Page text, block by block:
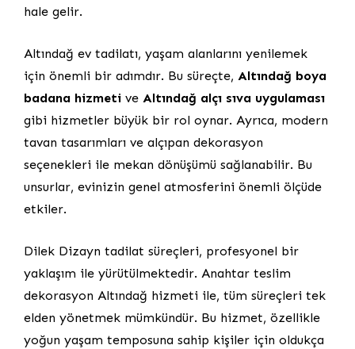
hale gelir.
Altındağ ev tadilatı, yaşam alanlarını yenilemek
için önemli bir adımdır. Bu süreçte, Altındağ boya
badana hizmeti ve Altındağ alçı sıva uygulaması
gibi hizmetler büyük bir rol oynar. Ayrıca, modern
tavan tasarımları ve alçıpan dekorasyon
seçenekleri ile mekan dönüşümü sağlanabilir. Bu
unsurlar, evinizin genel atmosferini önemli ölçüde
etkiler.
Dilek Dizayn tadilat süreçleri, profesyonel bir
yaklaşım ile yürütülmektedir. Anahtar teslim
dekorasyon Altındağ hizmeti ile, tüm süreçleri tek
elden yönetmek mümkündür. Bu hizmet, özellikle
yoğun yaşam temposuna sahip kişiler için oldukça